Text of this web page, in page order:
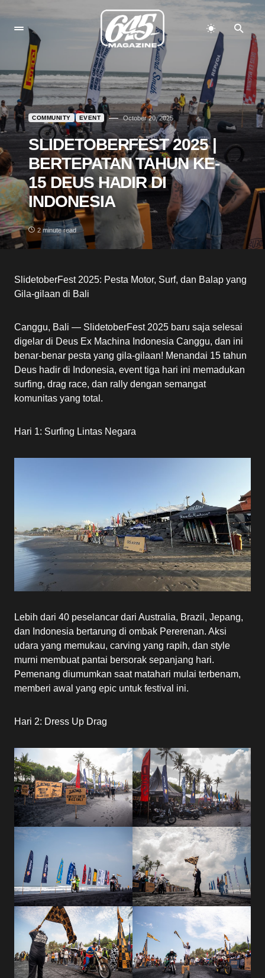
COMMUNITY EVENT October 20, 2025
SLIDETOBERFEST 2025 |
BERTEPATAN TAHUN KE-
15 DEUS HADIR DI
INDONESIA
2 minute read
SlidetoberFest 2025: Pesta Motor, Surf, dan Balap yang
Gila-gilaan di Bali
Canggu, Bali — SlidetoberFest 2025 baru saja selesai
digelar di Deus Ex Machina Indonesia Canggu, dan ini
benar-benar pesta yang gila-gilaan! Menandai 15 tahun
Deus hadir di Indonesia, event tiga hari ini memadukan
surfing, drag race, dan rally dengan semangat
komunitas yang total.
Hari 1: Surfing Lintas Negara
Lebih dari 40 peselancar dari Australia, Brazil, Jepang,
dan Indonesia bertarung di ombak Pererenan. Aksi
udara yang memukau, carving yang rapih, dan style
murni membuat pantai bersorak sepanjang hari.
Pemenang diumumkan saat matahari mulai terbenam,
memberi awal yang epic untuk festival ini.
Hari 2: Dress Up Drag